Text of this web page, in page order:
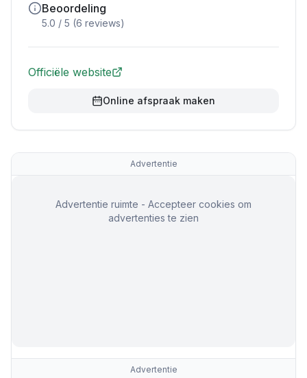
Beoordeling
5.0 / 5 (6 reviews)
Officiële website
Online afspraak maken
Advertentie
Advertentie ruimte - Accepteer cookies om
advertenties te zien
Advertentie